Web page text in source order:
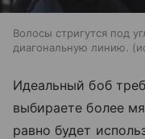
Волосы стригутся под
диагональную линию.
Идеальный боб
выбираете более
равно будет